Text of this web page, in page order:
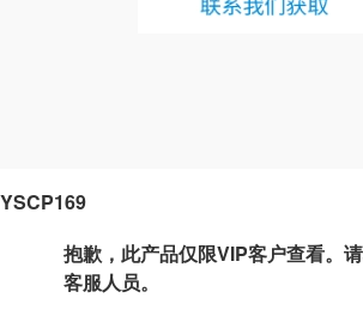
YSCP169
抱歉，此产品仅限VIP客户查看。
客服人员。